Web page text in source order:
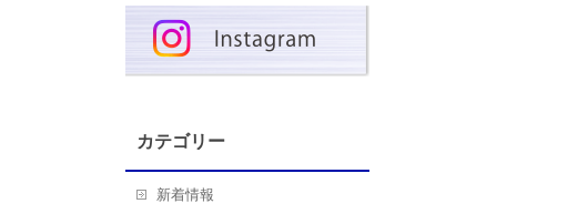
カテゴリー
新着情報